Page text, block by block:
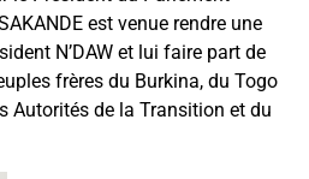
est venue rendre une
N’DAW et lui faire part de
frères du Burkina, du Togo
Autorités de la Transition et du